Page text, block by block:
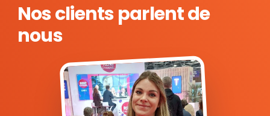
Nos clients parlent de
nous